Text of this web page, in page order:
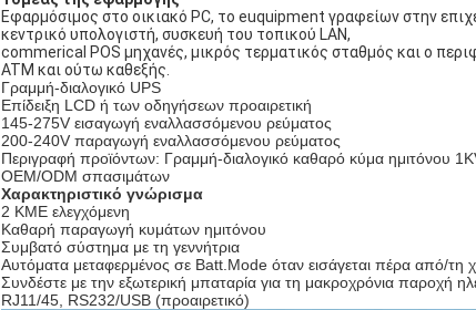
Εφαρμόσιμος στο οικιακό PC, το euquipment γραφείων στην
κεντρικό υπολογιστή, συσκευή του τοπικού LAN,
commerical POS μηχανές, μικρός τερματικός σταθμός και ο
ATM και ούτω καθεξής.
Γραμμή-διαλογικό UPS
Επίδειξη LCD ή των οδηγήσεων προαιρετική
145-275V εισαγωγή εναλλασσόμενου ρεύματος
200-240V παραγωγή εναλλασσόμενου ρεύματος
Περιγραφή προϊόντων: Γραμμή-διαλογικό καθαρό κύμα ημιτόνου
OEM/ODM σπασιμάτων
Χαρακτηριστικό γνώρισμα
2 ΚΜΕ ελεγχόμενη
Καθαρή παραγωγή κυμάτων ημιτόνου
Συμβατό σύστημα με τη γεννήτρια
Αυτόματα μεταφερμένος σε Batt.Mode όταν εισάγεται πέρα από/τη
Συνδέστε με την εξωτερική μπαταρία για τη μακροχρόνια παροχή
RJ11/45, RS232/USB (προαιρετικό)